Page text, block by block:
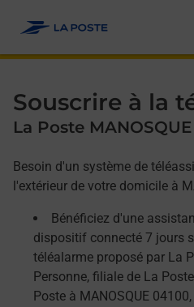
Souscrire à la
La Poste MANOSQUE
Besoin d'un système de
l'extérieur de votre domicile à
Bénéficiez d'une
dispositif connecté 7 jours
téléalarme proposé par La
Personne, filiale de La
Poste à MANOSQUE